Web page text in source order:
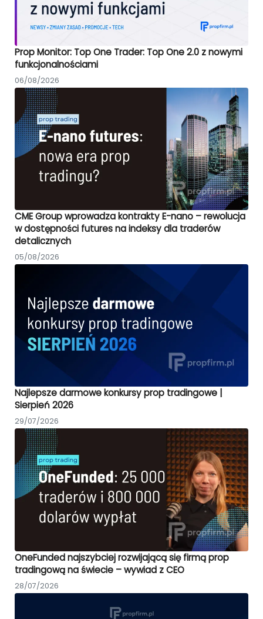
Prop Monitor: Top One Trader: Top One 2.0 z nowymi
funkcjonalnościami
06/08/2026
CME Group wprowadza kontrakty E-nano – rewolucja
w dostępności futures na indeksy dla traderów
detalicznych
05/08/2026
Najlepsze darmowe konkursy prop tradingowe |
Sierpień 2026
29/07/2026
OneFunded najszybciej rozwijającą się firmą prop
tradingową na świecie – wywiad z CEO
28/07/2026